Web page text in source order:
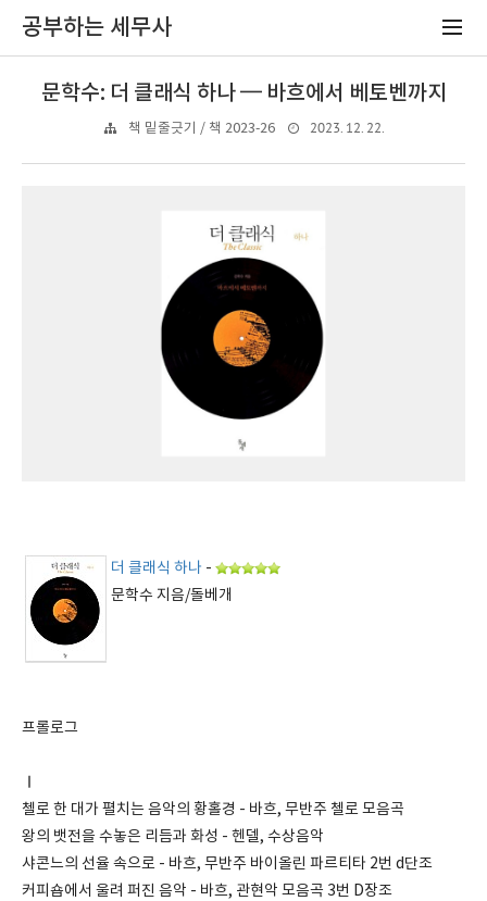
공부하는 세무사
문학수: 더 클래식 하나 ━ 바흐에서 베토벤까지
책 밑줄긋기 / 책 2023-26 2023. 12. 22.
더 클래식 하나 -
문학수 지음/돌베개
프롤로그
첼로 한 대가 펼치는 음악의 황홀경 - 바흐, 무반주 첼로 모음곡
왕의 뱃전을 수놓은 리듬과 화성 - 헨델, 수상음악
샤콘느의 선율 속으로 - 바흐, 무반주 바이올린 파르티타 2번 d단조
커피숍에서 울려 퍼진 음악 - 바흐, 관현악 모음곡 3번 D장조